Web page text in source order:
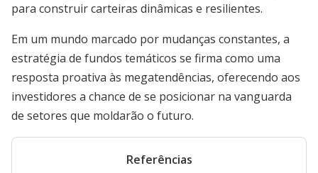
para construir carteiras dinâmicas e resilientes.
Em um mundo marcado por mudanças constantes, a
estratégia de fundos temáticos se firma como uma
resposta proativa às megatendências, oferecendo aos
investidores a chance de se posicionar na vanguarda
de setores que moldarão o futuro.
Referências